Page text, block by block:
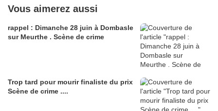
Vous aimerez aussi
rappel : Dimanche 28 juin à Dombasle
sur Meurthe . Scène de crime
Trop tard pour mourir finaliste du prix
Scène de crime ....